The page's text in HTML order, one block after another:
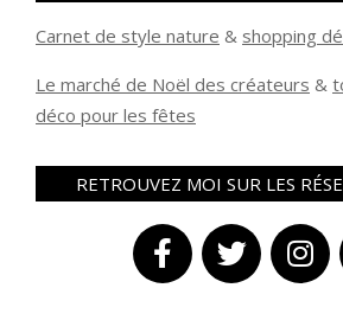
Carnet de style nature & shopping
Le marché de Noël des créateurs & t
déco pour les fêtes
RETROUVEZ MOI SUR LES